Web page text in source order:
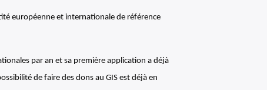
européenne et internationale de référence
par an et sa première application a déjà
de faire des dons au GIS est déjà en